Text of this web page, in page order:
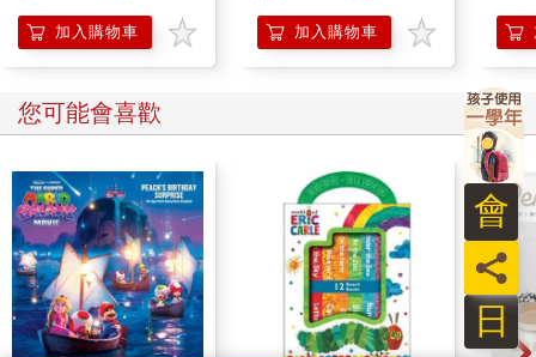
是「連結自己」的能力，你不是不會表達，而是還在學習「感受
自己」。說不出，不等於你沒有想法，而是你習慣了「不說」這
將想法轉換成說出口的語言，不僅能釋放情緒，也在潛移默化
中，鍛鍊對情緒的感知力和對生活的反思力。「語言」會在一次
次說出口的過程中，變得更有力量；「思緒」也會在一次次整理
中，變得更有邏輯與自信。
★你可以做的練習：
用錄音的方式，每天為自己錄下一句話，不論內容多簡單、多片
段，都是一次重要的練習。例如：「我今天有點煩，可能是因為
客戶的問題還不知道怎麼回覆。」或者：「剛剛對方的語氣讓我
加入購物車 加入購物車
您可能會喜歡
日
員
會